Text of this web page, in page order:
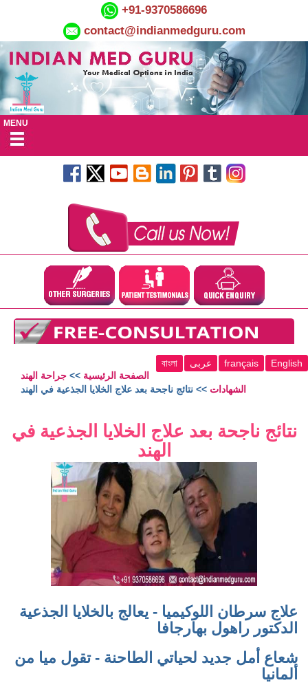
+91-9370586696
contact@indianmedguru.com
MENU
English
français عربى
বাংলা
الصفحة الرئيسية >> جراحة الهند
الشهادات >> نتائج ناجحة بعد علاج الخلايا الجذعية في الهند
نتائج ناجحة بعد علاج الخلايا الجذعية في
الهند
علاج سرطان اللوكيميا - يعالج بالخلايا الجذعية
الدكتور راهول بهارجافا
شعاع أمل جديد لحياتي الطاحنة - تقول ميا من
ألمانيا